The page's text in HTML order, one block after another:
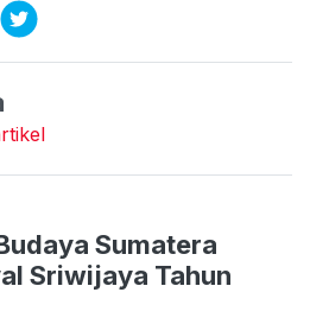
Sumatera
Sriwijaya Tahun